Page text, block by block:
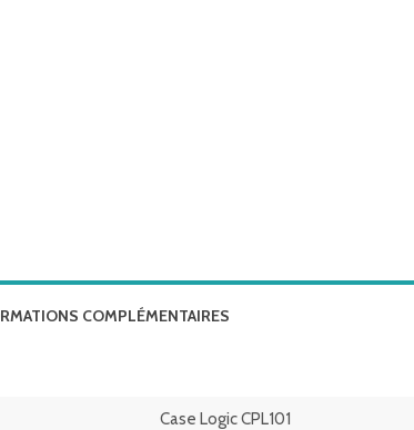
COMPLÉMENTAIRES
Case Logic CPL101